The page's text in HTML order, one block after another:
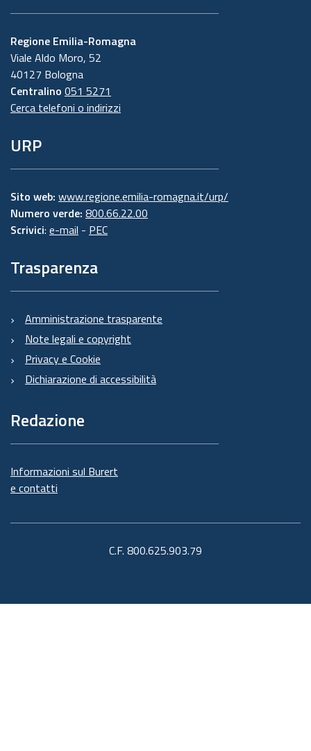
Regione Emilia-Romagna
Viale Aldo Moro, 52
40127 Bologna
Centralino 051 5271
Cerca telefoni o indirizzi
URP
Sito web: www.regione.emilia-romagna.it/urp/
Numero verde: 800.66.22.00
Scrivici: e-mail - PEC
Trasparenza
Amministrazione trasparente
Note legali e copyright
Privacy e Cookie
Dichiarazione di accessibilità
Redazione
Informazioni sul Burert
e contatti
C.F. 800.625.903.79